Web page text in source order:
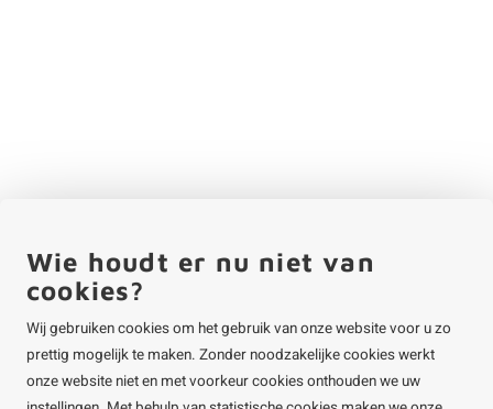
Wie houdt er nu niet van
cookies?
Wij gebruiken cookies om het gebruik van onze website voor u zo
prettig mogelijk te maken. Zonder noodzakelijke cookies werkt
onze website niet en met voorkeur cookies onthouden we uw